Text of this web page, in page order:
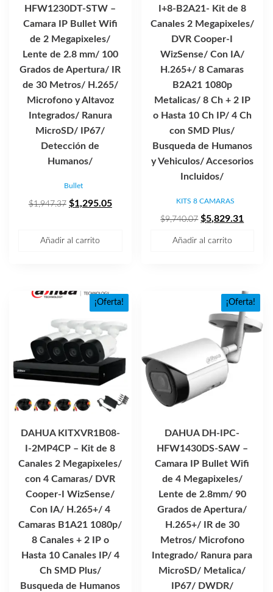
HFW1230DT-STW –
Camara IP Bullet Wifi
de 2 Megapixeles/
Lente de 2.8 mm/ 100
Grados de Apertura/ IR
de 30 Metros/ H.265/
Microfono y Altavoz
Integrados/ Ranura
MicroSD/ IP67/
Detección de
Humanos/
Bullet
$1,947.37 El
$1,295.05El
Añadir al carrito
I+8-B2A21- Kit de 8
Canales 2 Megapixeles/
DVR Cooper-I
WizSense/ Con IA/
H.265+/ 8 Camaras
B2A21 1080p
Metalicas/ 8 Ch + 2 IP
o Hasta 10 Ch IP/ 4 Ch
con SMD Plus/
Busqueda de Humanos
y Vehiculos/ Accesorios
Incluidos/
KITS 8 CAMARAS
$9,740.07 El
$5,829.31
Añadir al carrito
¡Oferta!
DAHUA KITXVR1B08-
I-2MP4CP – Kit de 8
Canales 2 Megapixeles/
con 4 Camaras/ DVR
Cooper-I WizSense/
Con IA/ H.265+/ 4
Camaras B1A21 1080p/
8 Canales + 2 IP o
Hasta 10 Canales IP/ 4
Ch SMD Plus/
Busqueda de Humanos
¡Oferta!
DAHUA DH-IPC-
HFW1430DS-SAW –
Camara IP Bullet Wifi
de 4 Megapixeles/
Lente de 2.8mm/ 90
Grados de Apertura/
H.265+/ IR de 30
Metros/ Microfono
Integrado/ Ranura para
MicroSD/ Metalica/
IP67/ DWDR/